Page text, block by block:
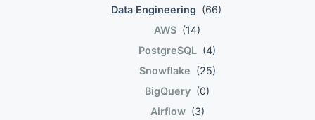
ViewGroup?): View = ((convertView as?
ArticleView) ?: ArticleView(context)).apply
Data Engineering (66)
AWS (14)
PostgreSQL (4)
Snowflake (25)
BigQuery (0)
Airflow (3)